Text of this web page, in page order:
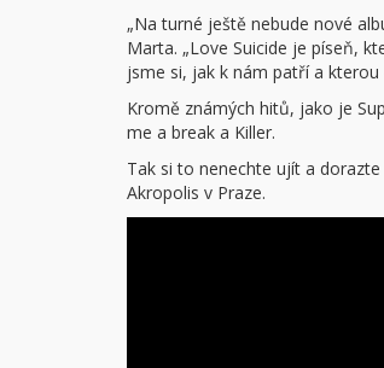
„Na turné ještě nebude nové
Marta. „Love Suicide je píseň,
jsme si, jak k nám patří a
Kromě známých hitů, jako je
me a break a Killer.
Tak si to nenechte ujít a
Akropolis v Praze.